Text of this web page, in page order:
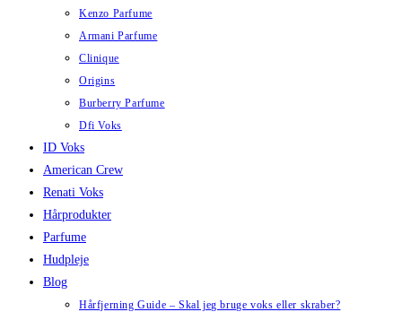
Kenzo Parfume
Armani Parfume
Clinique
Origins
Burberry Parfume
Dfi Voks
ID Voks
American Crew
Renati Voks
Hårprodukter
Parfume
Hudpleje
Blog
Hårfjerning Guide – Skal jeg bruge voks eller skraber?